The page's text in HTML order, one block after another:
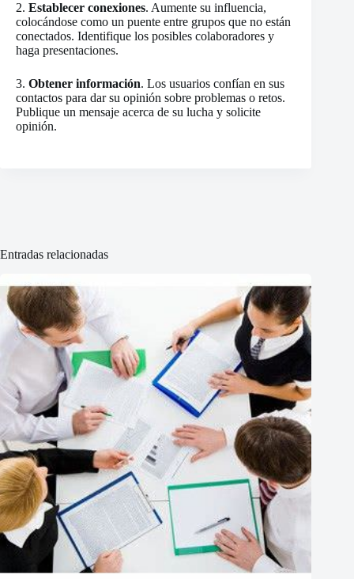
2. Establecer conexiones. Aumente su influencia,
colocándose como un puente entre grupos que no están
conectados. Identifique los posibles colaboradores y
haga presentaciones.
3. Obtener información. Los usuarios confían en sus
contactos para dar su opinión sobre problemas o retos.
Publique un mensaje acerca de su lucha y solicite
opinión.
Entradas relacionadas